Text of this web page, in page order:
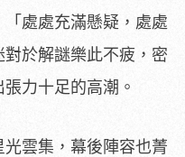
「處處充滿懸疑，處處
於解謎樂此不疲，密
張力十足的高潮。
光雲集，幕後陣容也菁